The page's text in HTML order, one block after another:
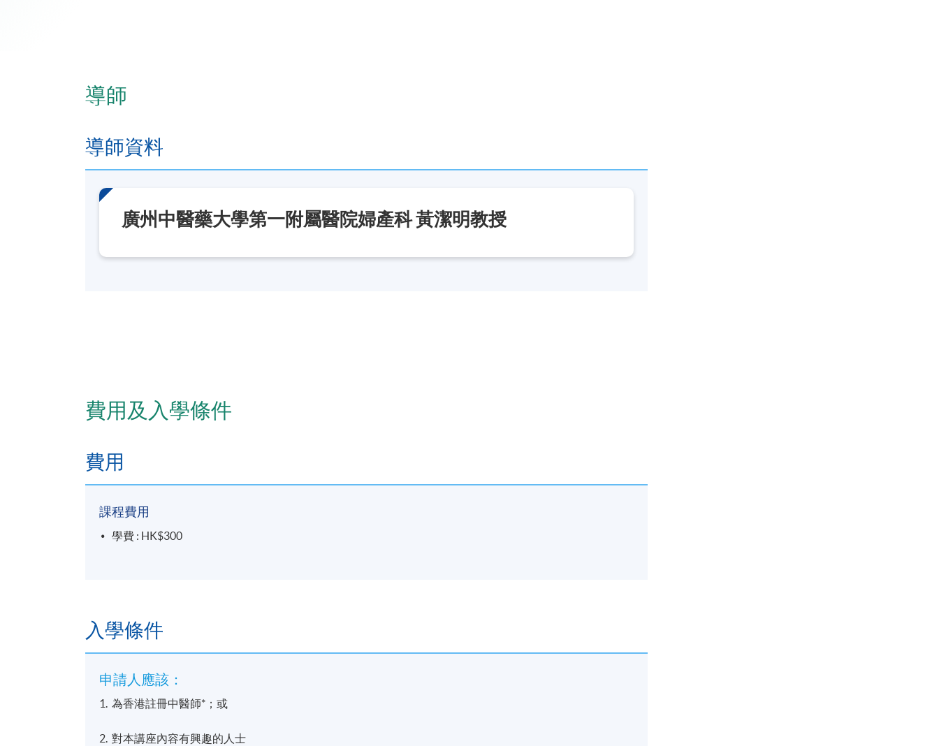
導師
導師資料
廣州中醫藥大學第一附屬醫院婦產科 黃潔明教授
費用及入學條件
費用
課程費用
學費 : HK$300
入學條件
申請人應該：
1. 為香港註冊中醫師*；或
2. 對本講座內容有興趣的人士